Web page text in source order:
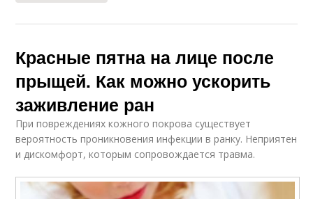
Красные пятна на лице после
прыщей. Как можно ускорить
заживление ран
При повреждениях кожного покрова существует
вероятность проникновения инфекции в ранку. Неприятен
и дискомфорт, которым сопровождается травма.